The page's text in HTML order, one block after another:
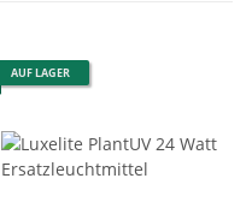
AUF LAGER